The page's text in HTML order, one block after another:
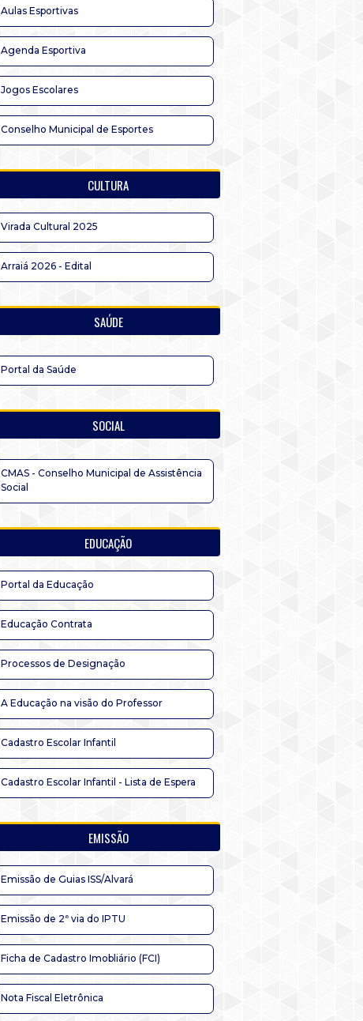
Aulas Esportivas
Agenda Esportiva
Jogos Escolares
Conselho Municipal de Esportes
CULTURA
Virada Cultural 2025
Arraiá 2026 - Edital
SAÚDE
Portal da Saúde
SOCIAL
CMAS - Conselho Municipal de Assistência
Social
EDUCAÇÃO
Portal da Educação
Educação Contrata
Processos de Designação
A Educação na visão do Professor
Cadastro Escolar Infantil
Cadastro Escolar Infantil - Lista de Espera
EMISSÃO
Emissão de Guias ISS/Alvará
Emissão de 2ª via do IPTU
Ficha de Cadastro Imobliário (FCI)
Nota Fiscal Eletrônica